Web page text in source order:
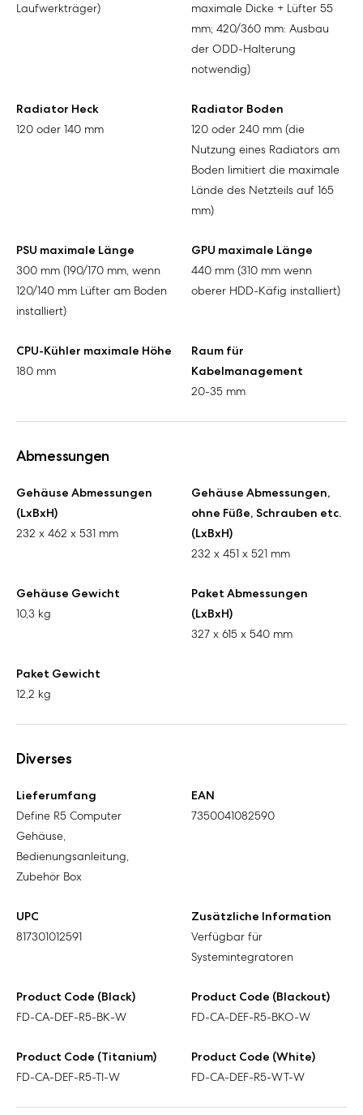
Laufwerkträger)
maximale Dicke + Lüfter 55
mm; 420/360 mm: Ausbau
der ODD-Halterung
notwendig)
Radiator Heck
120 oder 140 mm
Radiator Boden
120 oder 240 mm (die
Nutzung eines Radiators am
Boden limitiert die maximale
Lände des Netzteils auf 165
mm)
PSU maximale Länge
300 mm (190/170 mm, wenn
120/140 mm Lüfter am Boden
installiert)
GPU maximale Länge
440 mm (310 mm wenn
oberer HDD-Käfig installiert)
CPU-Kühler maximale Höhe
180 mm
Raum für
Kabelmanagement
20-35 mm
Abmessungen
Gehäuse Abmessungen
(LxBxH)
232 x 462 x 531 mm
Gehäuse Abmessungen,
ohne Füße, Schrauben etc.
(LxBxH)
232 x 451 x 521 mm
Gehäuse Gewicht
10,3 kg
Paket Abmessungen
(LxBxH)
327 x 615 x 540 mm
Paket Gewicht
12,2 kg
Diverses
Lieferumfang
Define R5 Computer
Gehäuse,
Bedienungsanleitung,
Zubehör Box
EAN
7350041082590
UPC
817301012591
Zusätzliche Information
Verfügbar für
Systemintegratoren
Product Code (Black)
FD-CA-DEF-R5-BK-W
Product Code (Blackout)
FD-CA-DEF-R5-BKO-W
Product Code (Titanium)
FD-CA-DEF-R5-TI-W
Product Code (White)
FD-CA-DEF-R5-WT-W